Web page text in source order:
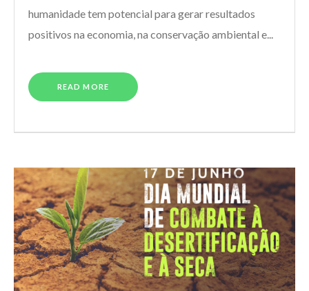
humanidade tem potencial para gerar resultados
positivos na economia, na conservação ambiental e...
READ MORE